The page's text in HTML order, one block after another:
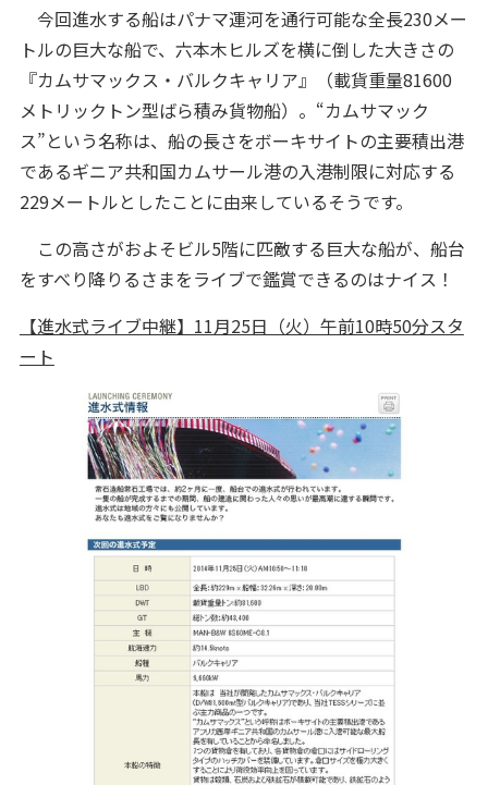
今回進水する船はパナマ運河を通行可能な全長230メー
トルの巨大な船で、六本木ヒルズを横に倒した大きさの
『カムサマックス・バルクキャリア』（載貨重量81600
メトリックトン型ばら積み貨物船）。“カムサマック
ス”という名称は、船の長さをボーキサイトの主要積出港
であるギニア共和国カムサール港の入港制限に対応する
229メートルとしたことに由来しているそうです。
この高さがおよそビル5階に匹敵する巨大な船が、船台
をすべり降りるさまをライブで鑑賞できるのはナイス！
【進水式ライブ中継】11月25日（火）午前10時50分スタ
ート